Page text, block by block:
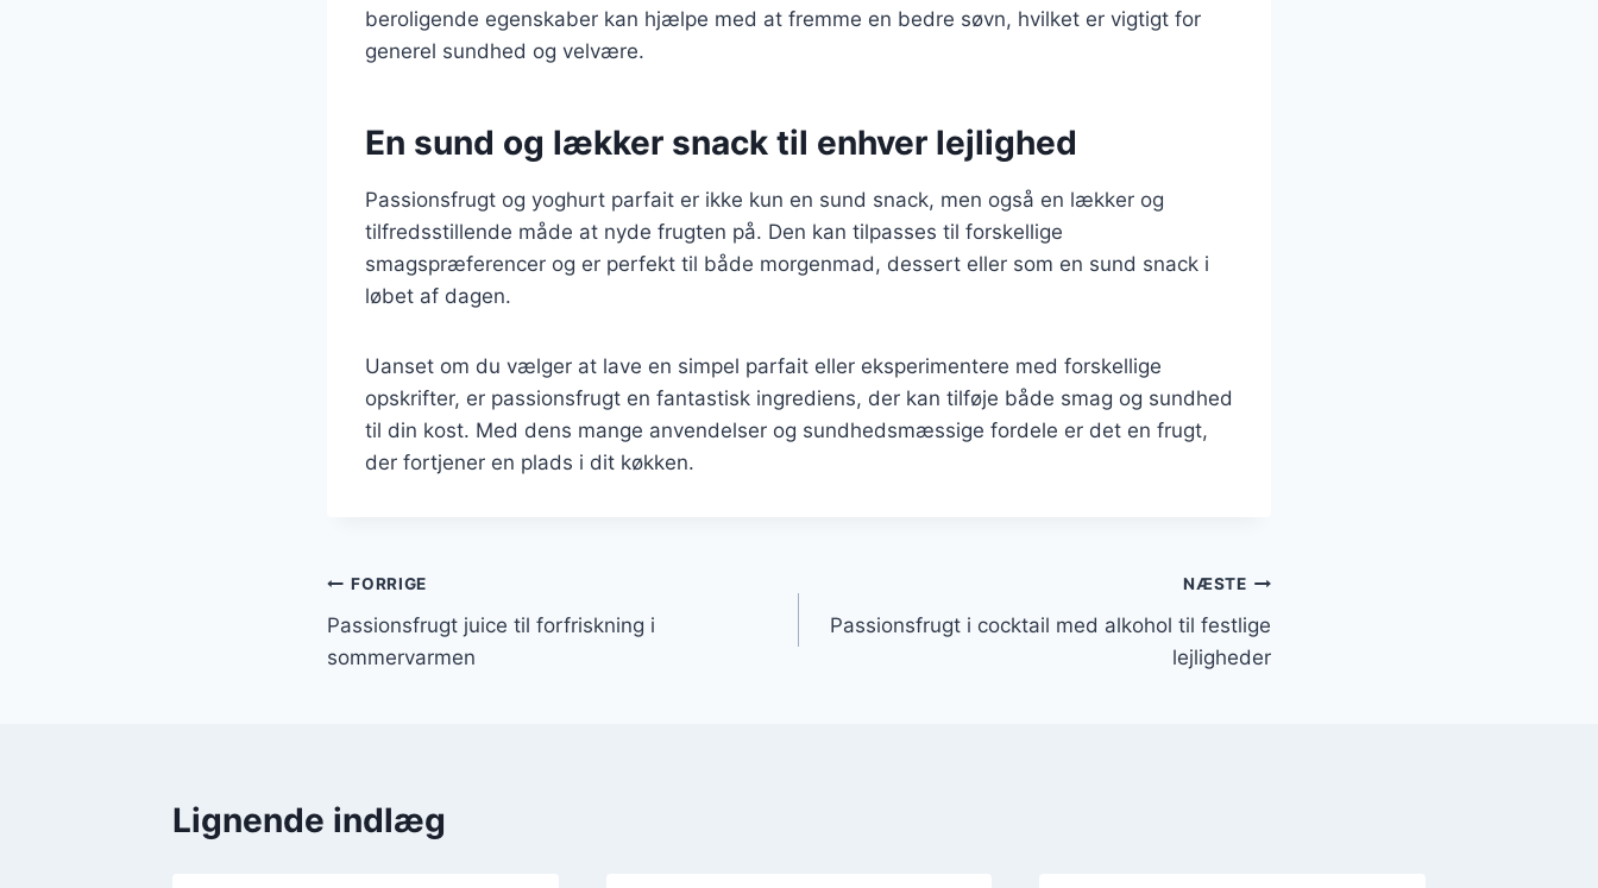
beroligende egenskaber kan hjælpe med at fremme en bedre søvn, hvilket er vigtigt for
generel sundhed og velvære.
En sund og lækker snack til enhver lejlighed
Passionsfrugt og yoghurt parfait er ikke kun en sund snack, men også en lækker og
tilfredsstillende måde at nyde frugten på. Den kan tilpasses til forskellige
smagspræferencer og er perfekt til både morgenmad, dessert eller som en sund snack i
løbet af dagen.
Uanset om du vælger at lave en simpel parfait eller eksperimentere med forskellige
opskrifter, er passionsfrugt en fantastisk ingrediens, der kan tilføje både smag og sundhed
til din kost. Med dens mange anvendelser og sundhedsmæssige fordele er det en frugt,
der fortjener en plads i dit køkken.
Indlægsnavigation
FORRIGE
Passionsfrugt juice til forfriskning i
sommervarmen
NÆSTE
Passionsfrugt i cocktail med alkohol til festlige
lejligheder
Lignende indlæg